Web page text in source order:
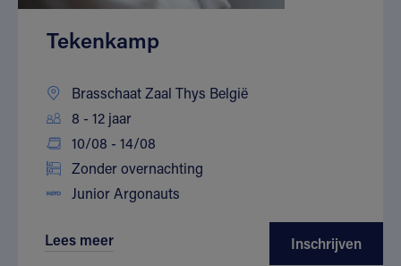
Tekenkamp
Brasschaat Zaal Thys België
8 - 12 jaar
10/08 - 14/08
Zonder overnachting
Junior Argonauts
Lees meer Inschrijven